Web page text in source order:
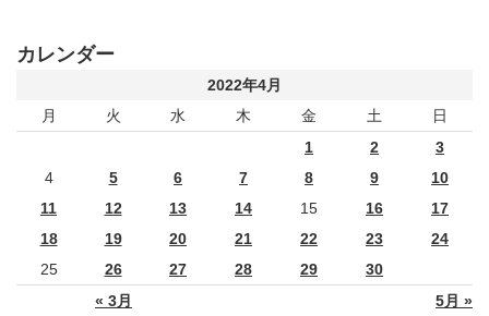
カレンダー
2022年4月
月
火 水 木 金 土 日
« 3月 5月 »
1 2
3
4
5 6 7 8 9
10
11
12 13 14 15 16
17
18
19 20 21 22 23
24
25
26 27 28 29 30